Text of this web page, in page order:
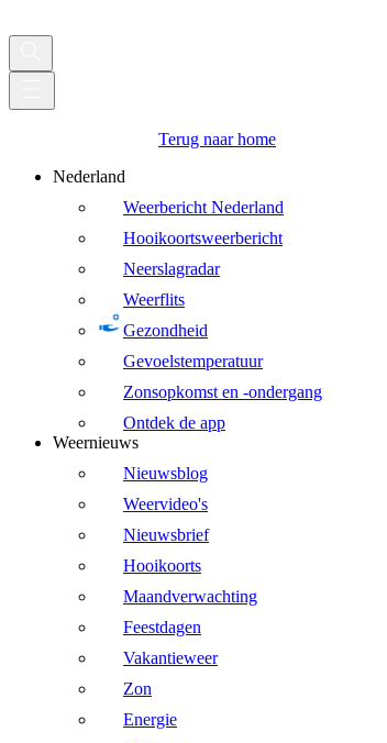
Terug naar home
Nederland
Weerbericht Nederland
Hooikoortsweerbericht
Neerslagradar
Weerflits
Gezondheid
Gevoelstemperatuur
Zonsopkomst en -ondergang
Ontdek de app
Weernieuws
Nieuwsblog
Weervideo's
Nieuwsbrief
Hooikoorts
Maandverwachting
Feestdagen
Vakantieweer
Zon
Energie